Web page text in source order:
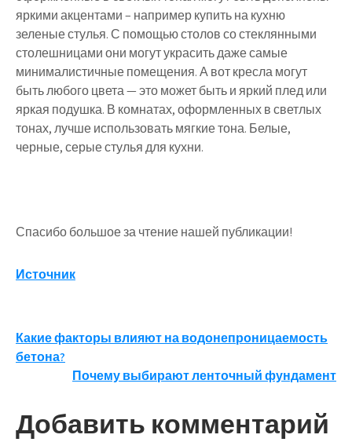
яркими акцентами – например купить на кухню
зеленые стулья. С помощью столов со стеклянными
столешницами они могут украсить даже самые
минималистичные помещения. А вот кресла могут
быть любого цвета — это может быть и яркий плед или
яркая подушка. В комнатах, оформленных в светлых
тонах, лучше использовать мягкие тона. Белые,
черные, серые стулья для кухни.
Спасибо большое за чтение нашей публикации!
Источник
Навигация
по
Какие факторы влияют на водонепроницаемость
бетона?
Почему выбирают ленточный фундамент
Добавить комментарий